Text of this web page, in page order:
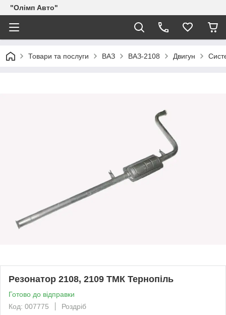
"Олімп Авто"
Товари та послуги ВАЗ ВАЗ-2108 Двигун
Резонатор 2108, 2109 ТМК Тернопіль
Готово до відправки
Код: 007775
Роздріб